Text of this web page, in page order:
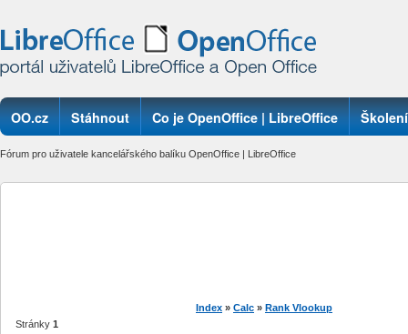
OO.cz Stáhnout Co je OpenOffice | LibreOffice Školení
Fórum pro uživatele kancelářského balíku OpenOffice | LibreOffice
Index » Calc » Rank Vlookup
Stránky 1